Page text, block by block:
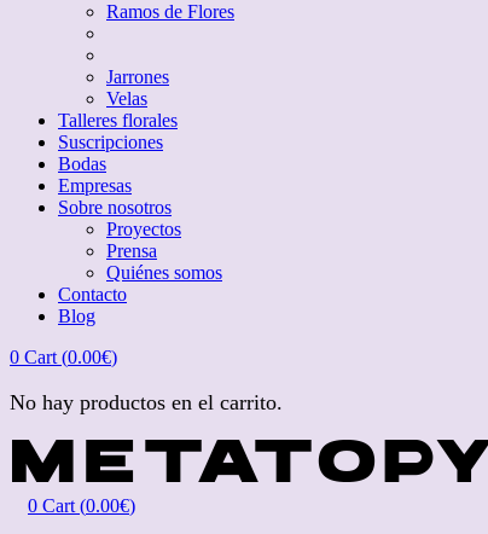
Ramos de Flores
Jarrones
Velas
Talleres florales
Suscripciones
Bodas
Empresas
Sobre nosotros
Proyectos
Prensa
Quiénes somos
Contacto
Blog
0 Cart (0.00€)
No hay productos en el carrito.
0 Cart (0.00€)